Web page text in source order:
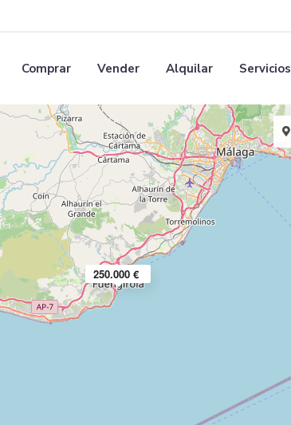
Comprar Vender Alquilar Servicios
250.000 €